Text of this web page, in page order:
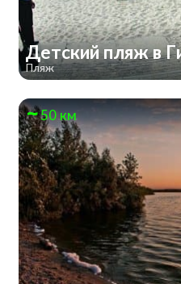
Детский пляж в
Пляж
50 км